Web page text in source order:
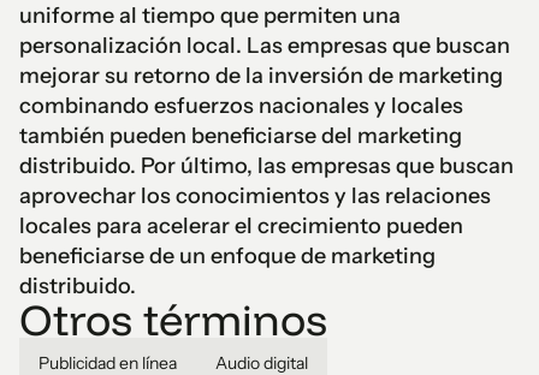
uniforme al tiempo que permiten una
personalización local. Las empresas que buscan
mejorar su retorno de la inversión de marketing
combinando esfuerzos nacionales y locales
también pueden beneficiarse del marketing
distribuido. Por último, las empresas que buscan
aprovechar los conocimientos y las relaciones
locales para acelerar el crecimiento pueden
beneficiarse de un enfoque de marketing
distribuido.
Otros términos
Publicidad en línea Audio digital